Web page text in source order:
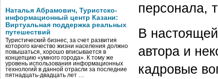
Наталья Абрамович, Туристско-
информационный центр Казани:
Виртуальная поддержка реальных
путешествий
Туристический бизнес, за счет развития
которого качество жизни населения должно
повышаться, хорошо вписывается в
концепцию «умного города». К тому же
уровень использования информационных
технологий в данной отрасли за последние
пятнадцать-двадцать лет …
персонала,
В
автора и
кадровые